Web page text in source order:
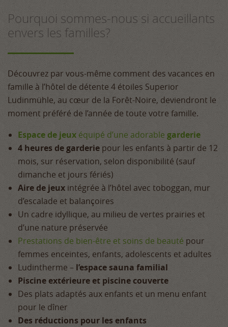
Pourquoi sommes-nous si accueillants
envers les familles?
Découvrez par vous-même comment des vacances en
famille à l’hôtel de détente 4 étoiles Superior
Ludinmühle, au cœur de la Forêt-Noire, deviendront le
moment préféré de l’année de toute votre famille.
Espace de jeuxéquipé d’une adorable garderie
4 heures de garderie pour les enfants à partir de 12
mois, sur réservation, selon disponibilité (sauf
dimanche et jours fériés)
Aire de jeux intégrée à l’hôtel avec toboggan, mur
d’escalade et balançoires
Un cadre idyllique, au milieu de vertes prairies et
d’une nature préservée
Prestations de bien-être et soins de beauté pour
femmes enceintes, enfants, adolescents et adultes
Ludintherme –l’espace sauna familial
Piscine extérieure et piscine couverte
Des plats adaptés aux enfants et un menu enfant
pour le dîner
Des réductions pour les enfants